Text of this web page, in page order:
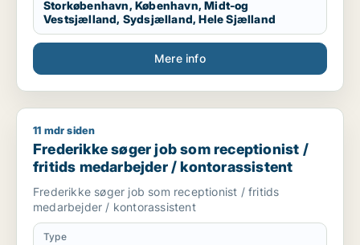
Storkøbenhavn, København, Midt-og
Vestsjælland, Sydsjælland, Hele Sjælland
Mere info
Frederikke søger job som receptionist / fritids medarbejder
11 mdr siden
Frederikke søger job som receptionist /
fritids medarbejder / kontorassistent
Frederikke søger job som receptionist / fritids
medarbejder / kontorassistent
Type